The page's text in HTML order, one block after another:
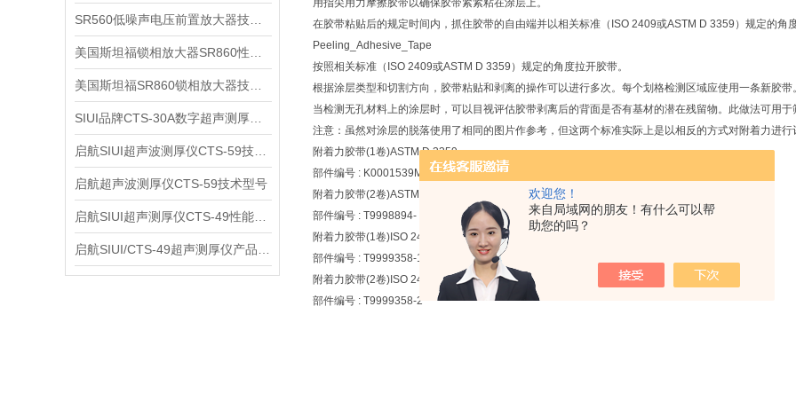
欢迎您！
来自局域网的朋友！有什么可以帮
助您的吗？
启航超声波测厚仪CTS-59技术型号
用指尖用力摩擦胶带以确保胶带紧紧粘在涂层上。
在胶带粘贴后的规定时间内，抓住胶带的自由端并以相关标准（ISO 2409或ASTM D 3359）规定的角
Peeling_Adhesive_Tape
按照相关标准（ISO 2409或ASTM D 3359）规定的角度拉开胶带。
根据涂层类型和切割方向，胶带粘贴和剥离的操作可以进行多次。每个划格检测区域应使用一条新胶带。
当检测无孔材料上的涂层时，可以目视评估胶带剥离后的背面是否有基材的潜在残留物。此做法可用于
注意：虽然对涂层的脱落使用了相同的图片作参考，但这两个标准实际上是以相反的方式对附着力进
附着力胶带(1卷)ASTM D 3359
部件编号 : K0001539M001
附着力胶带(2卷)ASTM D 3359
部件编号 : T9998894-
附着力胶带(1卷)ISO 2409
部件编号 : T9999358-1
附着力胶带(2卷)ISO 2409
部件编号 : T9999358-2